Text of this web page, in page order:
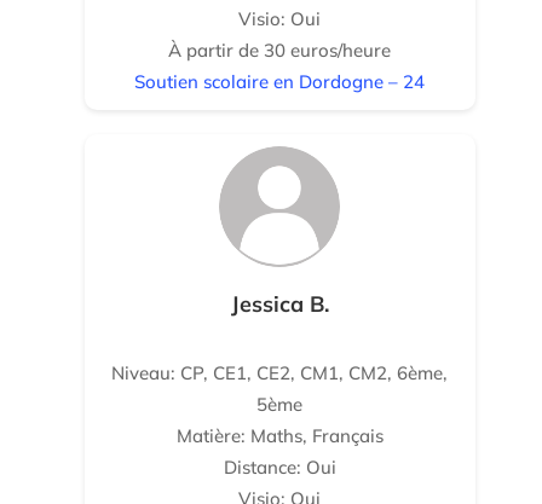
Visio: Oui
À partir de 30 euros/heure
Soutien scolaire en Dordogne – 24
Jessica B.
Niveau: CP, CE1, CE2, CM1, CM2, 6ème,
5ème
Matière: Maths, Français
Distance: Oui
Visio: Oui